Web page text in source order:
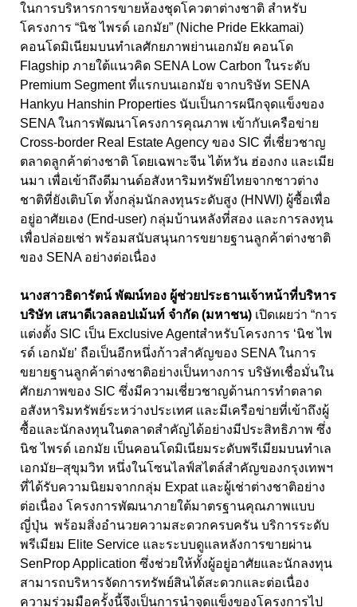
ในการบริหารการขายห้องชุดโควตาต่างชาติ สำหรับ
โครงการ “นิช ไพรด์ เอกมัย” (Niche Pride Ekkamai)
คอนโดมิเนียมบนทำเลศักยภาพย่านเอกมัย คอนโด
Flagship ภายใต้แนวคิด SENA Low Carbon ในระดับ
Premium Segment ที่แรกบนเอกมัย จากบริษัท SENA
Hankyu Hanshin Properties นับเป็นการผนึกจุดแข็งของ
SENA ในการพัฒนาโครงการคุณภาพ เข้ากับเครือข่าย
Cross-border Real Estate Agency ของ SIC ที่เชี่ยวชาญ
ตลาดลูกค้าต่างชาติ โดยเฉพาะจีน ไต้หวัน ฮ่องกง และเมีย
นมา เพื่อเข้าถึงดีมานด์อสังหาริมทรัพย์ไทยจากชาวต่าง
ชาติที่ยังเติบโต ทั้งกลุ่มนักลงทุนระดับสูง (HNWI) ผู้ซื้อเพื่อ
อยู่อาศัยเอง (End-user) กลุ่มบ้านหลังที่สอง และการลงทุน
เพื่อปล่อยเช่า พร้อมสนับสนุนการขยายฐานลูกค้าต่างชาติ
ของ SENA อย่างต่อเนื่อง
นางสาวธิดารัตน์ พัฒน์ทอง ผู้ช่วยประธานเจ้าหน้าที่บริหาร
บริษัท เสนาดีเวลลอปเม้นท์ จำกัด (มหาชน) เปิดเผยว่า “การ
แต่งตั้ง SIC เป็น Exclusive Agentสำหรับโครงการ ‘นิช ไพ
รด์ เอกมัย’ ถือเป็นอีกหนึ่งก้าวสำคัญของ SENA ในการ
ขยายฐานลูกค้าต่างชาติอย่างเป็นทางการ บริษัทเชื่อมั่นใน
ศักยภาพของ SIC ซึ่งมีความเชี่ยวชาญด้านการทำตลาด
อสังหาริมทรัพย์ระหว่างประเทศ และมีเครือข่ายที่เข้าถึงผู้
ซื้อและนักลงทุนในตลาดสำคัญได้อย่างมีประสิทธิภาพ ซึ่ง
นิช ไพรด์ เอกมัย เป็นคอนโดมิเนียมระดับพรีเมียมบนทำเล
เอกมัย–สุขุมวิท หนึ่งในโซนไลฟ์สไตล์สำคัญของกรุงเทพฯ
ที่ได้รับความนิยมจากกลุ่ม Expat และผู้เช่าต่างชาติอย่าง
ต่อเนื่อง โครงการพัฒนาภายใต้มาตรฐานคุณภาพแบบ
ญี่ปุ่น พร้อมสิ่งอำนวยความสะดวกครบครัน บริการระดับ
พรีเมียม Elite Service และระบบดูแลหลังการขายผ่าน
SenProp Application ซึ่งช่วยให้ทั้งผู้อยู่อาศัยและนักลงทุน
สามารถบริหารจัดการทรัพย์สินได้สะดวกและต่อเนื่อง
ความร่วมมือครั้งนี้จึงเป็นการนำจุดแข็งของโครงการไป